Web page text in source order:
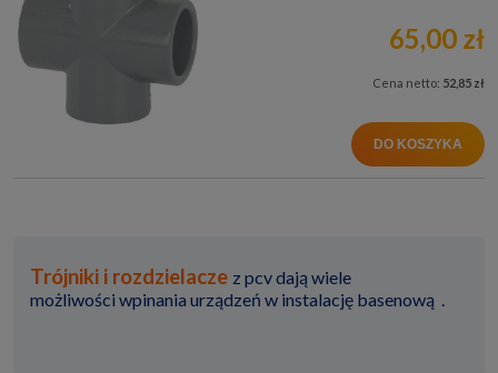
65,00 zł
Cena netto: 52,85 zł
DO KOSZYKA
Trójniki i rozdzielacze z pcv dają wiele
możliwości wpinania urządzeń w instalację basenową .